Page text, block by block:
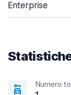
Enterprise
Numero